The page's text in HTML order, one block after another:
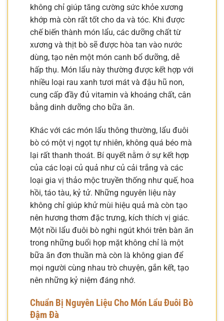
không chỉ giúp tăng cường sức khỏe xương
khớp mà còn rất tốt cho da và tóc. Khi được
chế biến thành món lẩu, các dưỡng chất từ
xương và thịt bò sẽ được hòa tan vào nước
dùng, tạo nên một món canh bổ dưỡng, dễ
hấp thụ. Món lẩu này thường được kết hợp với
nhiều loại rau xanh tươi mát và đậu hũ non,
cung cấp đầy đủ vitamin và khoáng chất, cân
bằng dinh dưỡng cho bữa ăn.
Khác với các món lẩu thông thường, lẩu đuôi
bò có một vị ngọt tự nhiên, không quá béo mà
lại rất thanh thoát. Bí quyết nằm ở sự kết hợp
của các loại củ quả như củ cải trắng và các
loại gia vị thảo mộc truyền thống như quế, hoa
hồi, táo tàu, kỷ tử. Những nguyên liệu này
không chỉ giúp khử mùi hiệu quả mà còn tạo
nên hương thơm đặc trưng, kích thích vị giác.
Một nồi lẩu đuôi bò nghi ngút khói trên bàn ăn
trong những buổi họp mặt không chỉ là một
bữa ăn đơn thuần mà còn là không gian để
mọi người cùng nhau trò chuyện, gắn kết, tạo
nên những kỷ niệm đáng nhớ.
Chuẩn Bị Nguyên Liệu Cho Món Lẩu Đuôi Bò
Đậm Đà